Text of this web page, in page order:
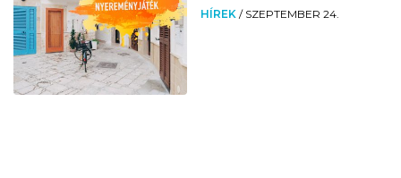
HÍREK / SZEPTEMBER 24.